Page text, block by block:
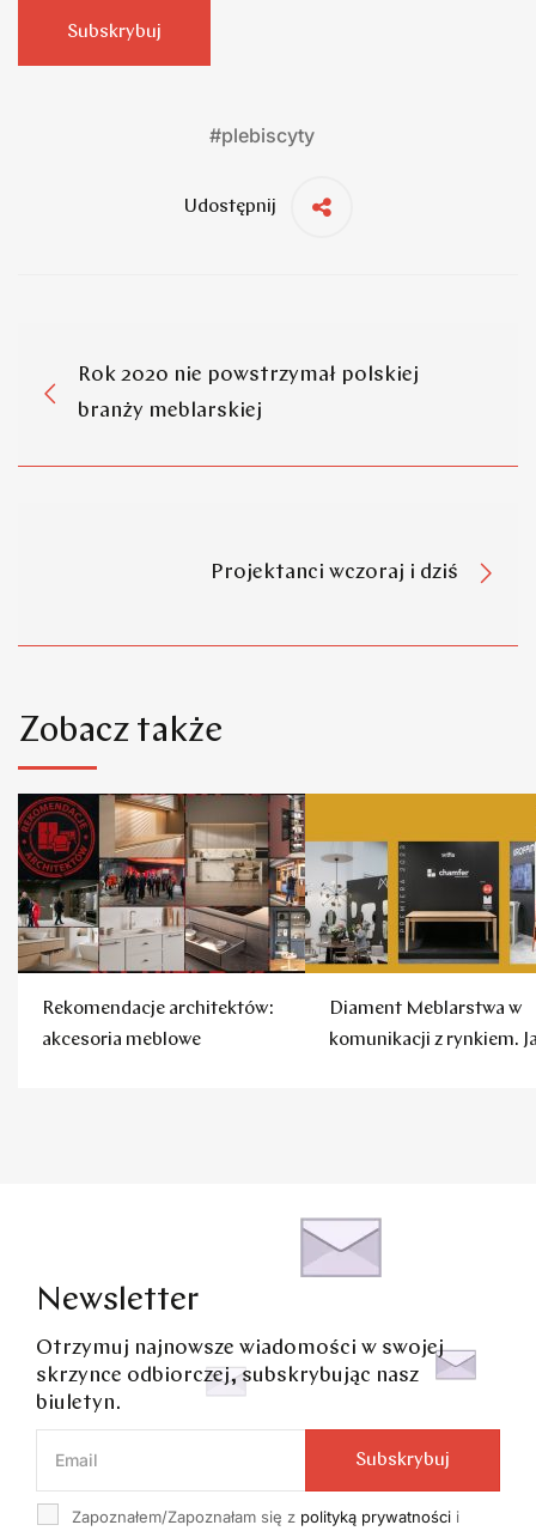
Subskrybuj
#plebiscyty
Udostępnij
Rok 2020 nie powstrzymał polskiej
branży meblarskiej
Projektanci wczoraj i dziś
Zobacz także
Rekomendacje architektów:
akcesoria meblowe
Diament Meblarstwa w
komunikacji z rynkiem.
Newsletter
Otrzymuj najnowsze wiadomości w swojej
skrzynce odbiorczej, subskrybując nasz
biuletyn.
Zapoznałem/Zapoznałam się z polityką prywatności i
Subskrybuj